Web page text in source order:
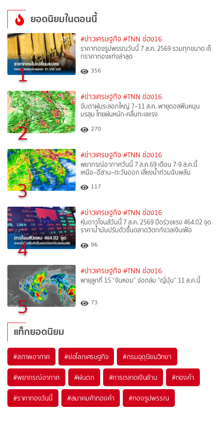
ยอดนิยมในตอนนี้
1
#ข่าวเศรษฐกิจ #TNN ช่อง16
ราคาทองรูปพรรณวันนี้ 7 ส.ค. 2569 รวมทุกขนาด เช็
กราคาทองแท่งล่าสุด
356
2
#ข่าวเศรษฐกิจ #TNN ช่อง16
จับตาฝนระลอกใหญ่ 7–11 ส.ค. พายุดอลฟินหนุน
มรสุม ไทยฝนหนัก-คลื่นทะเลแรง
270
3
#ข่าวเศรษฐกิจ #TNN ช่อง16
พยากรณ์อากาศวันนี้ 7 ส.ค.69 เตือน 7-9 ส.ค.นี้
เหนือ–อีสาน–ตะวันออก เสี่ยงน้ำท่วมฉับพลัน
117
4
#ข่าวเศรษฐกิจ #TNN ช่อง16
หุ้นดาวโจนส์วันนี้ 7 ส.ค. 2569 ปิดร่วงแรง 464.02 จุด
ราคาน้ำมันปรับตัวขึ้นตลาดวิตกกังวลเงินเฟ้อ
96
5
#ข่าวเศรษฐกิจ #TNN ช่อง16
พายุลูกที่ 15 “จันหอม” จ่อถล่ม “ญี่ปุ่น” 11 ส.ค.นี้
73
แท็กยอดนิยม
#สภาพอากาศ #ย่อโลกเศรษฐกิจ #กรมอุตุนิยมวิทยา
#พยากรณ์อากาศ #ฝนตก #การตลาดเงินล้าน #ทองคำ
#ราคาทองวันนี้ #สมาคมค้าทองคำ #ทองรูปพรรณ